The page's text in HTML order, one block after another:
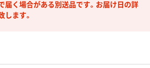
届く場合がある別送品です。お届け日の詳
ます。